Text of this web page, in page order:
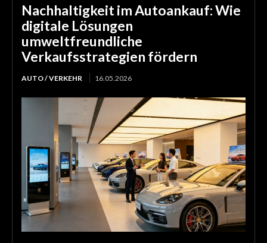
Nachhaltigkeit im Autoankauf: Wie
digitale Lösungen
umweltfreundliche
Verkaufsstrategien fördern
AUTO / VERKEHR 16.05.2026